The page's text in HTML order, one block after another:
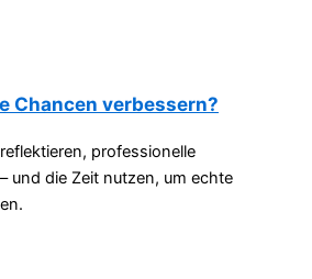
Chancen verbessern?
professionelle
und die Zeit nutzen, um echte